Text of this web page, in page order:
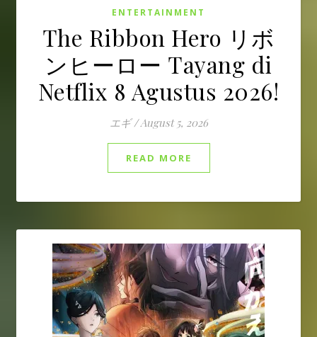
ENTERTAINMENT
The Ribbon Hero リボ
ンヒーロー Tayang di
Netflix 8 Agustus 2026!
エギ /August 5, 2026
READ MORE